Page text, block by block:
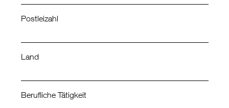
Postleizahl
Land
Berufliche Tätigkeit